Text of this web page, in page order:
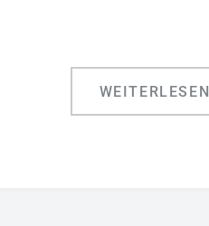
WEITERLESEN